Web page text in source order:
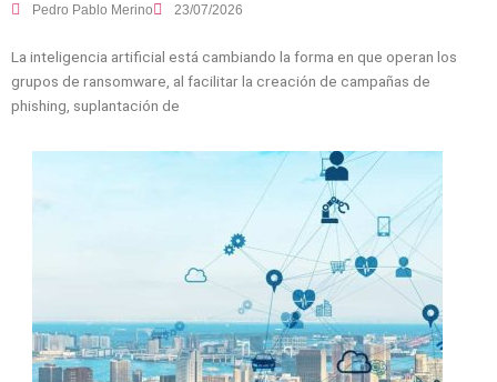
Pedro Pablo Merino 23/07/2026
La inteligencia artificial está cambiando la forma en que operan los
grupos de ransomware, al facilitar la creación de campañas de
phishing, suplantación de